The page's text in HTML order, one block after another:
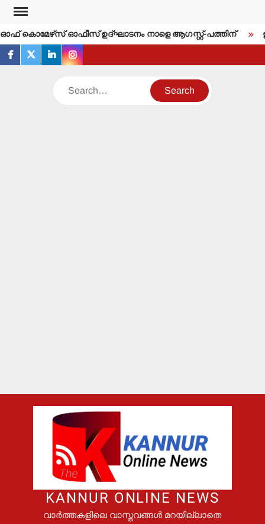
Skip
content
ഓഫ് കൊമേഴ്‌സ് ഓഫീസ് ഉദ്ഘാടനം നാളെ ആഗസ്റ്റ്-പത്തിന്
facebook
twitterlinkedininstagram
Search
KANNUR ONLINE NEWS
വാർത്തകളിലെ വാസ്തവങ്ങൾ മറയില്ലാതെ